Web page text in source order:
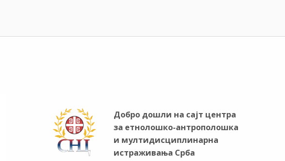
Добро дошли на сајт центра
за етнолошко-антрополошка
и мултидисциплинарна
истраживања Срба